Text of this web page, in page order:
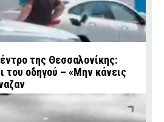
της Θεσσαλονίκης:
του οδηγού – «Μην κάνεις